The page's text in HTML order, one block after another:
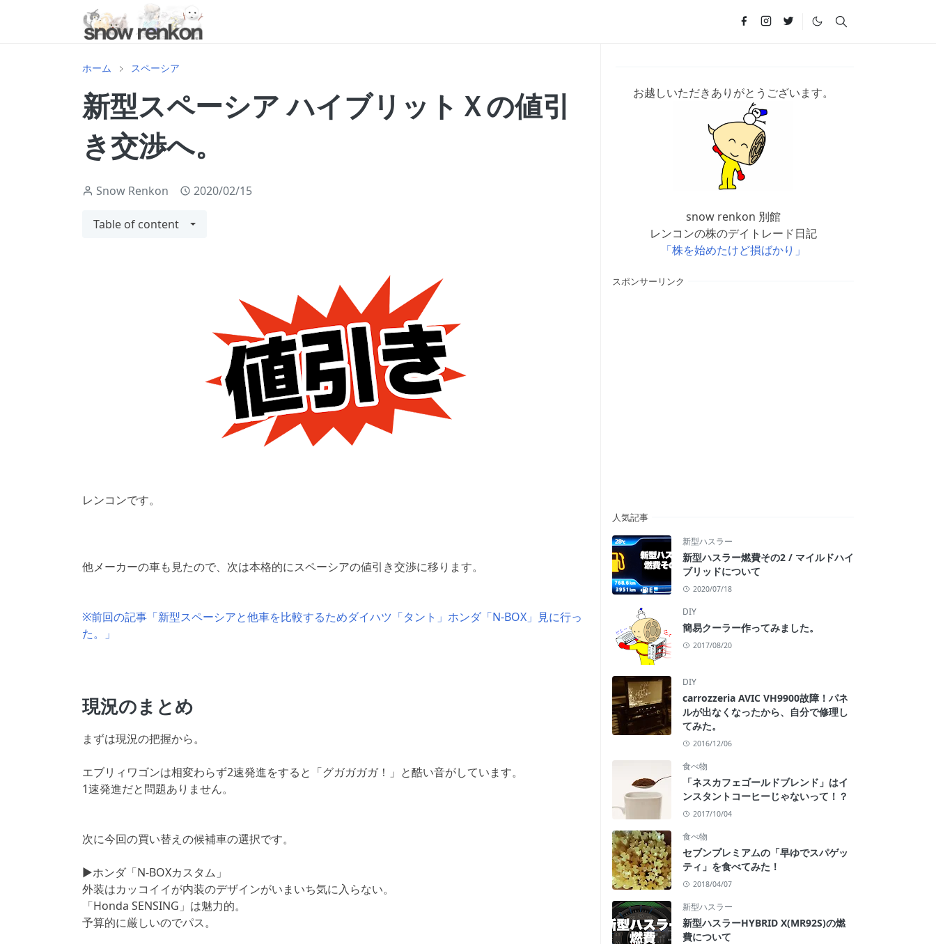
ホーム スペーシア
新型スペーシア ハイブリットＸの値引
き交渉へ。
Snow Renkon 2020/02/15
Table of content
レンコンです。
他メーカーの車も見たので、次は本格的にスペーシアの値引き交渉に移ります。
※前回の記事「新型スペーシアと他車を比較するためダイハツ「タント」ホンダ「N-BOX」見に行っ
た。」
現況のまとめ
まずは現況の把握から。
エブリィワゴンは相変わらず2速発進をすると「グガガガガ！」と酷い音がしています。
1速発進だと問題ありません。
次に今回の買い替えの候補車の選択です。
▶ホンダ「N-BOXカスタム」
外装はカッコイイが内装のデザインがいまいち気に入らない。
「Honda SENSING」は魅力的。
予算的に厳しいのでパス。
お越しいただきありがとうございます。
snow renkon 別館
レンコンの株のデイトレード日記
「株を始めたけど損ばかり」
スポンサーリンク
人気記事
新型ハスラー
新型ハスラー燃費その2 / マイルドハイ
ブリッドについて
2020/07/18
DIY
簡易クーラー作ってみました。
2017/08/20
DIY
carrozzeria AVIC VH9900故障！パネ
ルが出なくなったから、自分で修理し
てみた。
2016/12/06
食べ物
「ネスカフェゴールドブレンド」はイ
ンスタントコーヒーじゃないって！？
2017/10/04
食べ物
セブンプレミアムの「早ゆでスパゲッ
ティ」を食べてみた！
2018/04/07
新型ハスラー
新型ハスラーHYBRID X(MR92S)の燃
費について